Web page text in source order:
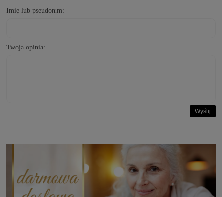
Imię lub pseudonim:
Twoja opinia:
Wyślij